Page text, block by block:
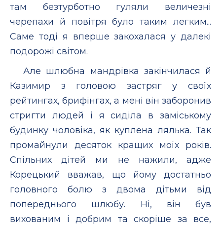
там безтурботно гуляли величезні
черепахи й повітря було таким легким...
Саме тоді я вперше закохалася у далекі
подорожі світом.
Але шлюбна мандрівка закінчилася й
Казимир з головою застряг у своїх
рейтингах, брифінгах, а мені він заборонив
стригти людей і я сиділа в заміському
будинку чоловіка, як куплена лялька. Так
промайнули десяток кращих моїх років.
Спільних дітей ми не нажили, адже
Корецький вважав, що йому достатньо
головного болю з двома дітьми від
попереднього шлюбу. Ні, він був
вихованим і добрим та скоріше за все,